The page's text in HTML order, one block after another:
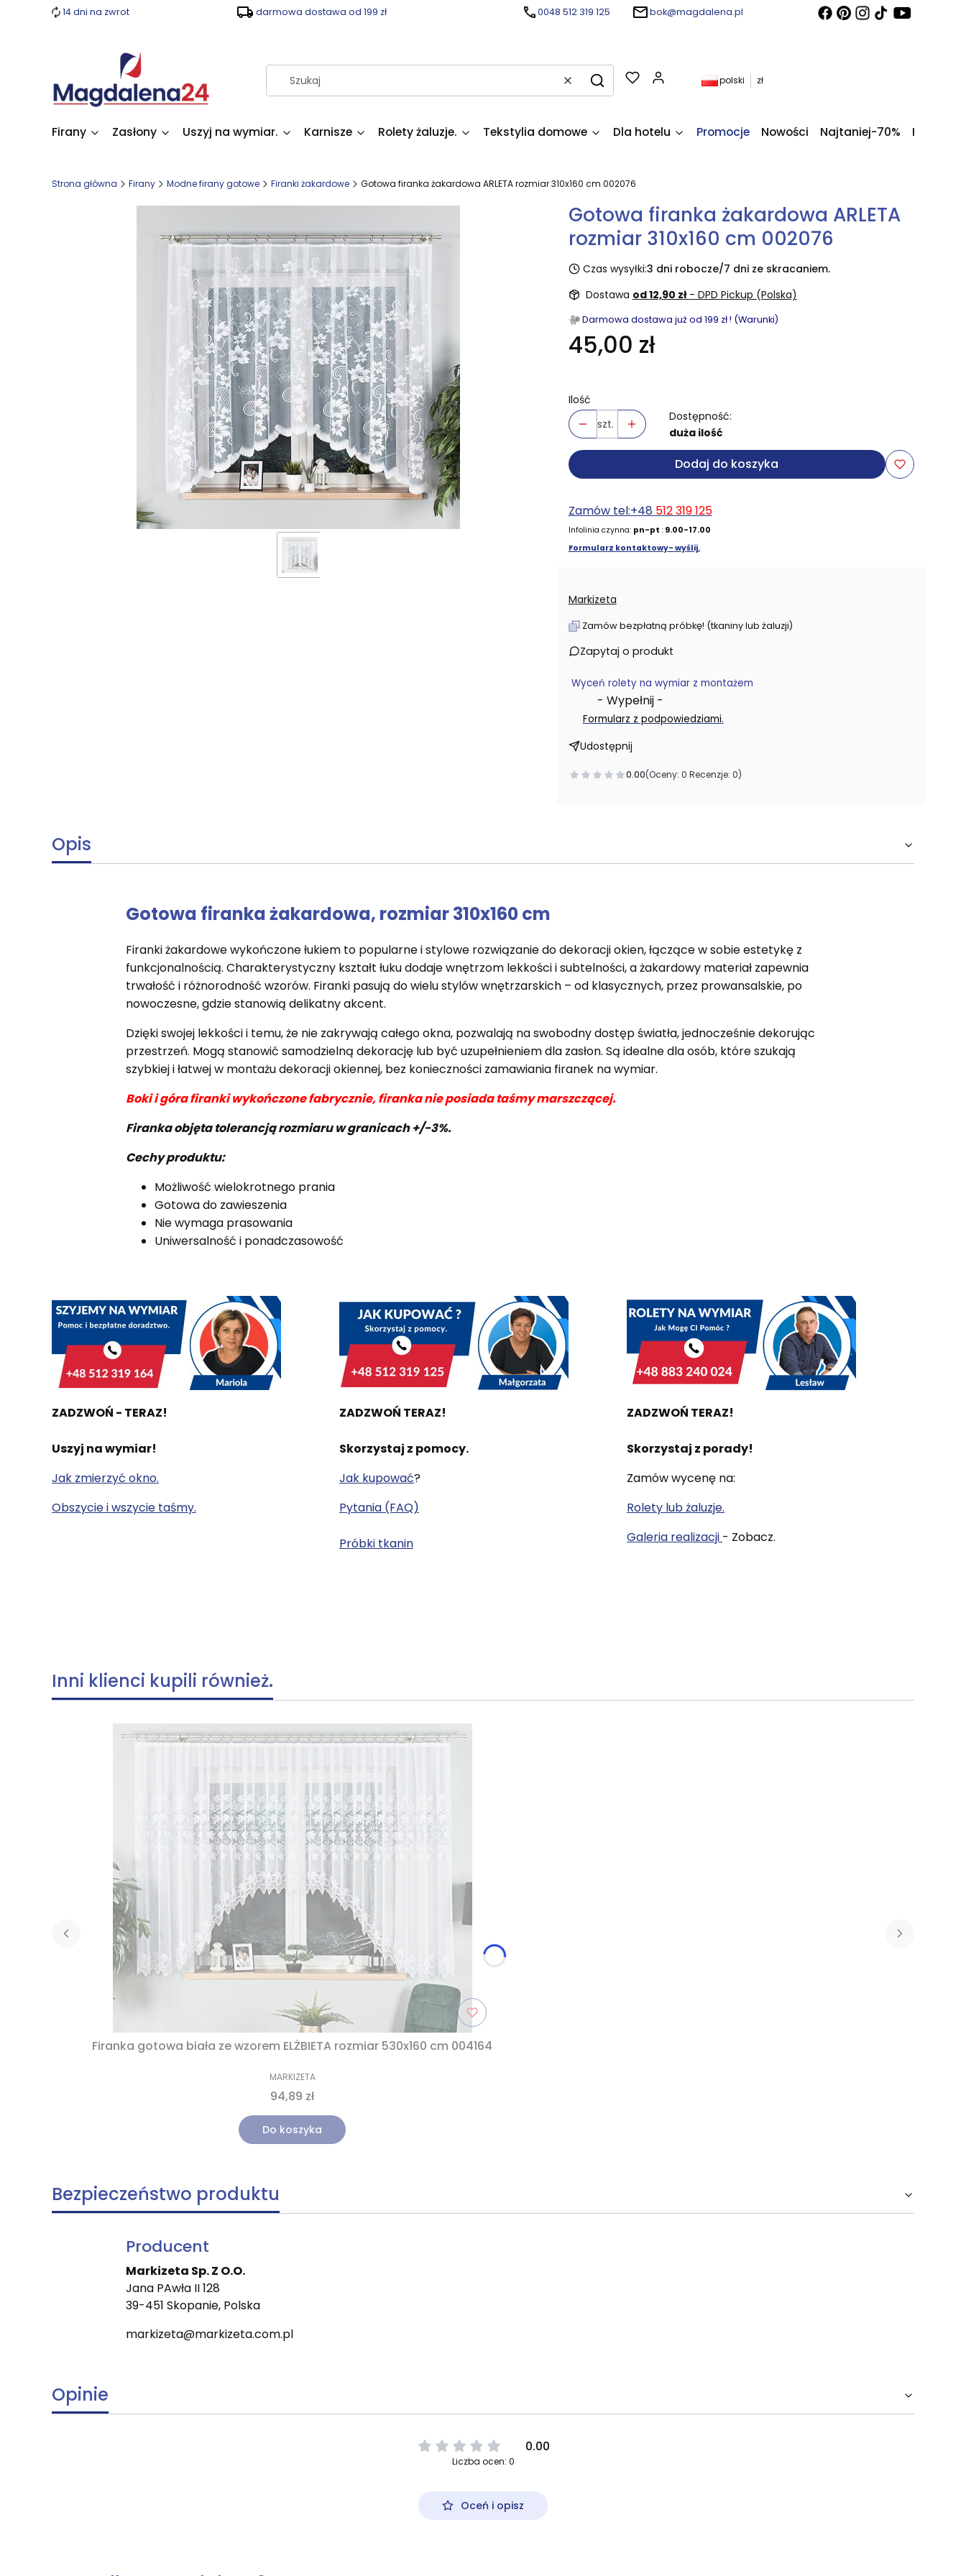
14 dni na zwrot darmowa dostawa od 199 zł 0048 512 319 125 bok@magdalena.pl
WyczyśćSzukaj
Produkty w koszyku: 0. Zobacz szczegóły
polski zł
Firany Zasłony Uszyj na wymiar. Karnisze Rolety żaluzje. Tekstylia domowe Dla hotelu Promocje Nowości Najtaniej-70% Kupony
Strona główna Firany Modne firany gotowe Firanki żakardowe Gotowa firanka żakardowa ARLETA rozmiar 310x160 cm 002076
Gotowa firanka żakardowa ARLETA
rozmiar 310x160 cm 002076
Czas wysyłki:3 dni robocze/7 dni ze skracaniem.
Dostawa od 12,90 zł - DPD Pickup (Polska)
Darmowa dostawa już od 199 zł ! (Warunki)
45,00 zł
Ilość
szt.
Dostępność:
duża ilość
Dodaj do koszyka
Zamów tel:+48 512 319 125
Infolinia czynna: pn-pt :9.00-17.00
Formularz kontaktowy- wyślij.
Markizeta
Zamów bezpłatną próbkę! (tkaniny lub żaluzji)
Zapytaj o produkt
Wyceń rolety na wymiar z montażem
- Wypełnij -
Formularz z podpowiedziami.
Udostępnij
0.00(Oceny: 0 Recenzje: 0)
Opis
Gotowa firanka żakardowa, rozmiar 310x160 cm
Firanki żakardowe wykończone łukiem to popularne i stylowe rozwiązanie do dekoracji okien, łączące w sobie estetykę z
funkcjonalnością. Charakterystyczny kształt łuku dodaje wnętrzom lekkości i subtelności, a żakardowy materiał zapewnia
trwałość i różnorodność wzorów. Firanki pasują do wielu stylów wnętrzarskich – od klasycznych, przez prowansalskie, po
nowoczesne, gdzie stanowią delikatny akcent.
Dzięki swojej lekkości i temu, że nie zakrywają całego okna, pozwalają na swobodny dostęp światła, jednocześnie dekorując
przestrzeń. Mogą stanowić samodzielną dekorację lub być uzupełnieniem dla zasłon. Są idealne dla osób, które szukają
szybkiej i łatwej w montażu dekoracji okiennej, bez konieczności zamawiania firanek na wymiar.
Boki i góra firanki wykończone fabrycznie, firanka nie posiada taśmy marszczącej.
Firanka objęta tolerancją rozmiaru w granicach +/-3%.
Cechy produktu:
Możliwość wielokrotnego prania
Gotowa do zawieszenia
Nie wymaga prasowania
Uniwersalność i ponadczasowość
ZADZWOŃ - TERAZ!
Uszyj na wymiar!
Jak zmierzyć okno.
Obszycie i wszycie taśmy.
ZADZWOŃ TERAZ!
Skorzystaj z pomocy.
Jak kupować?
Pytania (FAQ)
Próbki tkanin
ZADZWOŃ TERAZ!
Skorzystaj z porady!
Zamów wycenę na:
Rolety lub żaluzje.
Galeria realizacji - Zobacz.
Inni klienci kupili również.
Firanka gotowa biała ze wzorem ELŻBIETA rozmiar 530x160 cm 004164
MARKIZETA
94,89 zł
Do koszyka
Bezpieczeństwo produktu
Producent
Markizeta Sp. Z O.O.
Jana PAwła II 128
39-451 Skopanie, Polska
markizeta@markizeta.com.pl
Opinie
0.00
Liczba ocen: 0
Oceń i opisz